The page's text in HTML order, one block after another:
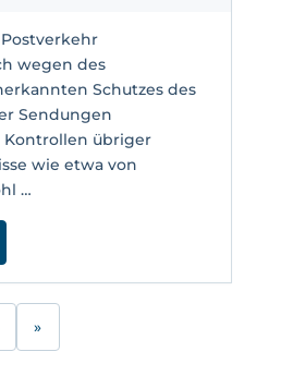
wegen des
Schutzes des
Sendungen
übriger
wie etwa von
…
»